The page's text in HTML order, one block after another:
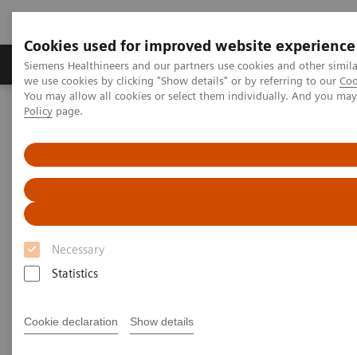
Cookies used for improved website experience
Siemens Healthineers and our partners use cookies and other
we use cookies by clicking "Show details" or by referring to our
You may allow all cookies or select them individually. And you
Policy page.
Necessary
Statistics
Cookie declaration Show details
Productos y servicios Especialidades Clínicas
Siemens Healthineers Latinoamérica
Pruebas de Hemostasia
Hemostasia